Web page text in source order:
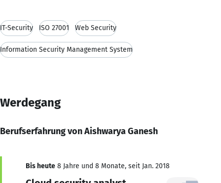
IT-Security ISO 27001 Web Security
Information Security Management System
Werdegang
Berufserfahrung von Aishwarya Ganesh
Bis heute 8 Jahre und 8 Monate, seit Jan. 2018